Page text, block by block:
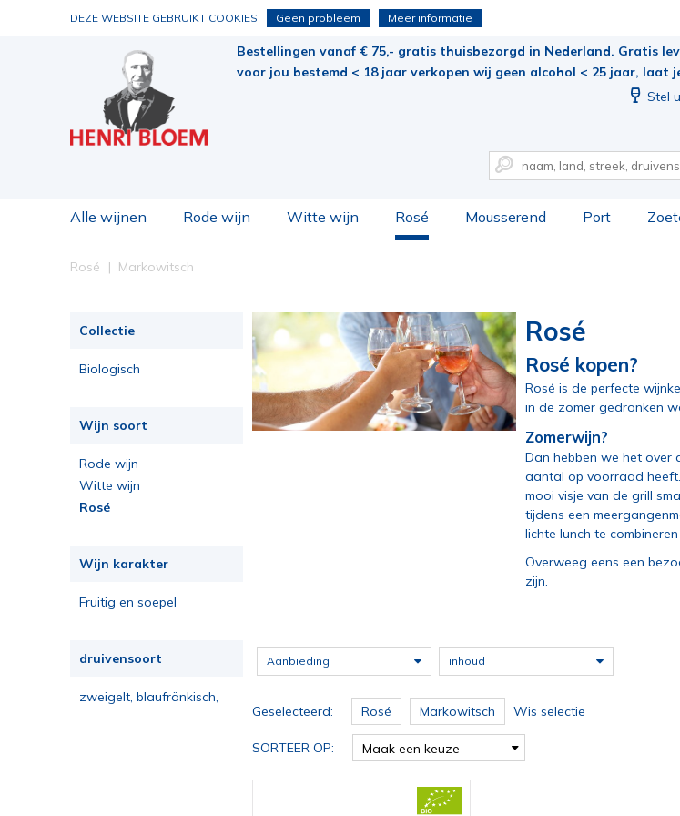
DEZE WEBSITE GEBRUIKT COOKIES Geen probleem Meer informatie
Bestellingen vanaf € 75,- gratis thuisbezorgd in Nederland. Gratis
voor jou bestemd < 18 jaar verkopen wij geen alcohol < 25 jaar, laat
Stel
Alle wijnen Rode wijn Witte wijn Rosé Mousserend Port
Rosé Markowitsch
Collectie
Biologisch
Wijn soort
Rode wijn
Witte wijn
Rosé
Wijn karakter
Fruitig en soepel
druivensoort
zweigelt, blaufränkisch,
Rosé
Rosé kopen?
Rosé is de perfecte
in de zomer gedronken
Zomerwijn?
Dan hebben we het over
aantal op voorraad
mooi visje van de grill
tijdens een
lichte lunch te
Overweeg eens een
zijn.
Aanbieding inhoud
Geselecteerd: Rosé Markowitsch Wis selectie
SORTEER OP: Maak een keuze